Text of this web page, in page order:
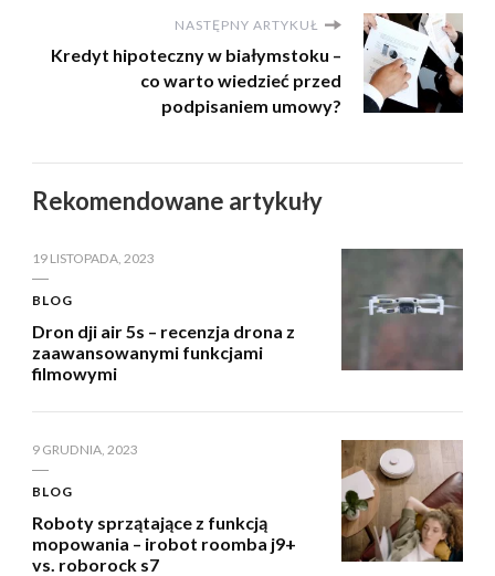
NASTĘPNY ARTYKUŁ
Kredyt hipoteczny w białymstoku –
co warto wiedzieć przed
podpisaniem umowy?
Rekomendowane artykuły
19 LISTOPADA, 2023
BLOG
Dron dji air 5s – recenzja drona z
zaawansowanymi funkcjami
filmowymi
9 GRUDNIA, 2023
BLOG
Roboty sprzątające z funkcją
mopowania – irobot roomba j9+
vs. roborock s7